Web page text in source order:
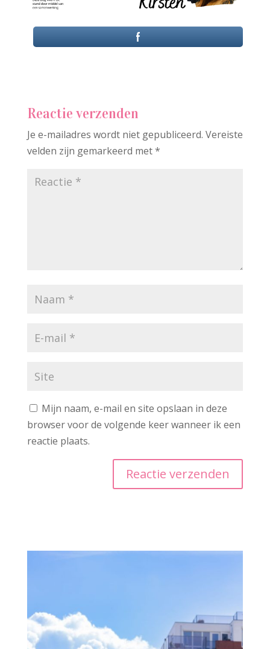
Reactie verzenden
Je e-mailadres wordt niet gepubliceerd. Vereiste
velden zijn gemarkeerd met*
Mijn naam, e-mail en site opslaan in deze
browser voor de volgende keer wanneer ik een
reactie plaats.
i
v